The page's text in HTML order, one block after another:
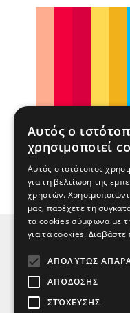
ΠΙΣΩ ΣΤΑ ΝΕΑ
ΚΕΝΤΡΑ
54249, Χαριλάου,
Αυτός ο
χρησιμοποιεί
Αυτός ο ιστότοπος
για τη βελτίωση της
χρηστών.
μας, παρέχετε τη
τα cookies σύμφωνα με
για τα cookies. Διαβάστε
ΑΠΟΛΎΤΩΣ
ΑΠΌΔΟΣΗΣ
ΣΤΌΧΕΥΣΗΣ